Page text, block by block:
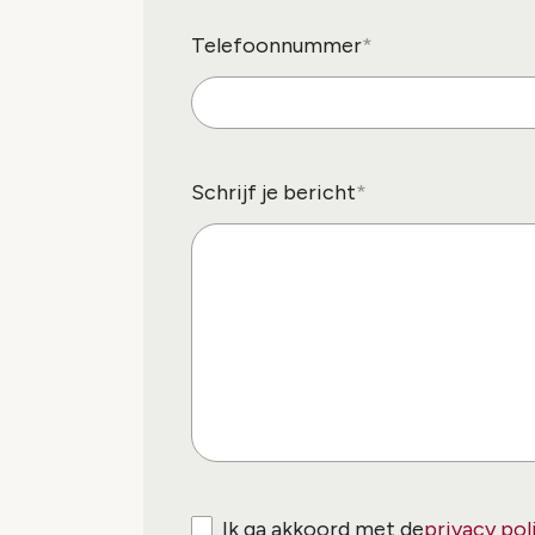
Telefoonnummer
Schrijf je bericht
Ik ga akkoord met deprivacy